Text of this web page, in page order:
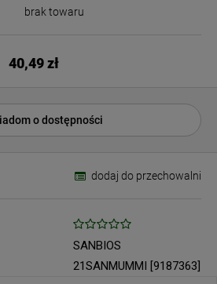
brak towaru
40,49 zł
o dostępności
dodaj do przechowalni
SANBIOS
21SANMUMMI [9187363]